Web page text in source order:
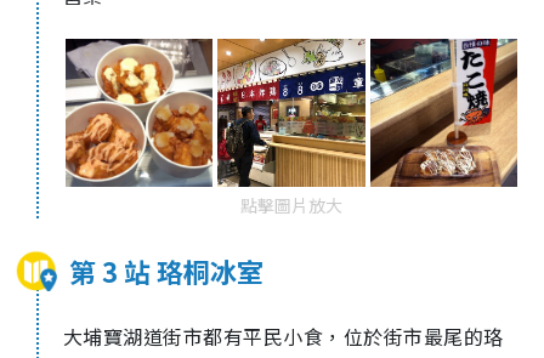
點擊圖片放大
第 3 站 珞桐冰室
大埔寶湖道街市都有平民小食，位於街市最尾的珞